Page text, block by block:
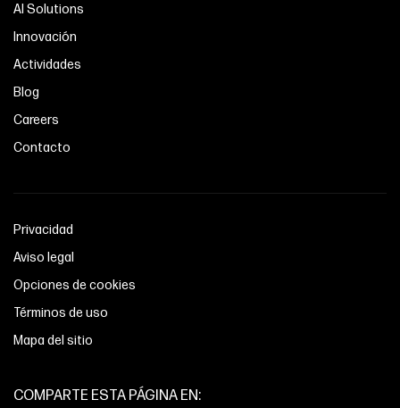
AI Solutions
Innovación
Actividades
Blog
Careers
Contacto
Privacidad
Aviso legal
Opciones de cookies
Términos de uso
Mapa del sitio
COMPARTE ESTA PÁGINA EN: